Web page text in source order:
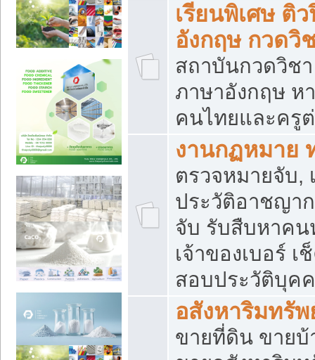
เรียนพิเศษ ติ
อังกฤษ กวดวิ
สถาบันกวดวิช
ภาษาอังกฤษ ห
คนไทยและครู
งานกฏหมาย
ตรวจหมายจับ,
ประวัติอาชญา
จับ รับสืบหาคน
เจ้าของเบอร์
สอบประวัติบุค
อสังหาริมทรัพ
ขายที่ดิน ขายบ้